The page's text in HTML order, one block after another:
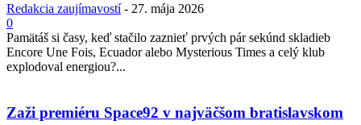
Redakcia zaujímavostí - 27. mája 2026
0
Pamätáš si časy, keď stačilo zaznieť prvých pár sekúnd skladieb
Encore Une Fois, Ecuador alebo Mysterious Times a celý klub
explodoval energiou?...
Zaži premiéru Space92 v najväčšom bratislavskom